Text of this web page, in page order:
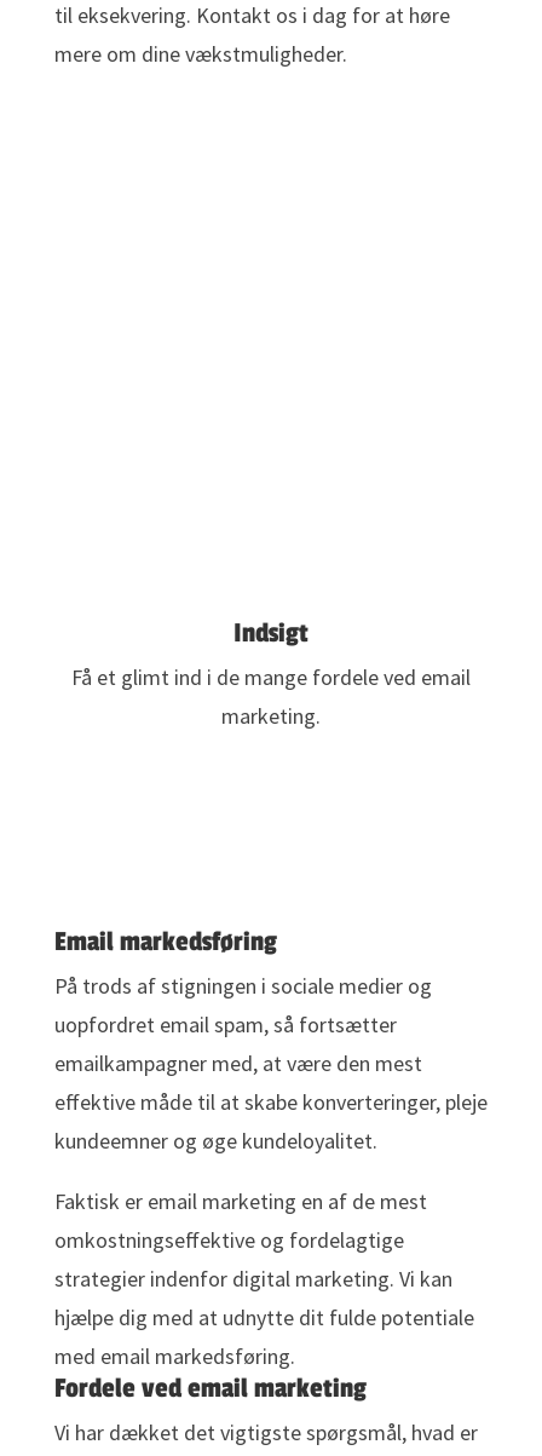
til eksekvering. Kontakt os i dag for at høre
mere om dine vækstmuligheder.
Indsigt
Få et glimt ind i de mange fordele ved email
marketing.
Email markedsføring
På trods af stigningen i sociale medier og
uopfordret email spam, så fortsætter
emailkampagner med, at være den mest
effektive måde til at skabe konverteringer, pleje
kundeemner og øge kundeloyalitet.
Faktisk er email marketing en af de mest
omkostningseffektive og fordelagtige
strategier indenfor digital marketing. Vi kan
hjælpe dig med at udnytte dit fulde potentiale
med email markedsføring.
Fordele ved email marketing
Vi har dækket det vigtigste spørgsmål, hvad er